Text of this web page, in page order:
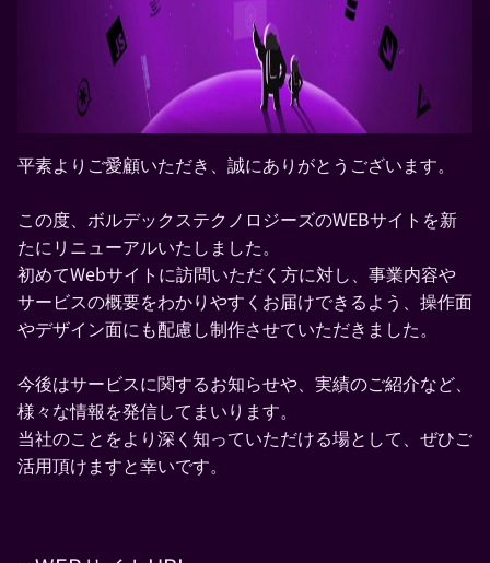
平素よりご愛顧いただき、誠にありがとうございます。
この度、ボルデックステクノロジーズのWEBサイトを新
たにリニューアルいたしました。
初めてWebサイトに訪問いただく方に対し、事業内容や
サービスの概要をわかりやすくお届けできるよう、操作面
やデザイン面にも配慮し制作させていただきました。
今後はサービスに関するお知らせや、実績のご紹介など、
様々な情報を発信してまいります。
当社のことをより深く知っていただける場として、ぜひご
活用頂けますと幸いです。